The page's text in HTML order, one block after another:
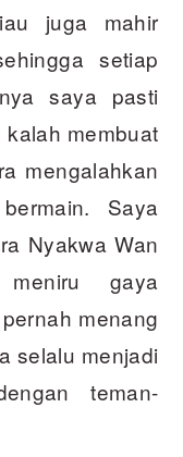
juga mahir
setiap
saya pasti
membuat
mengalahkan
Saya
Nyakwa Wan
gaya
menang
selalu menjadi
teman-